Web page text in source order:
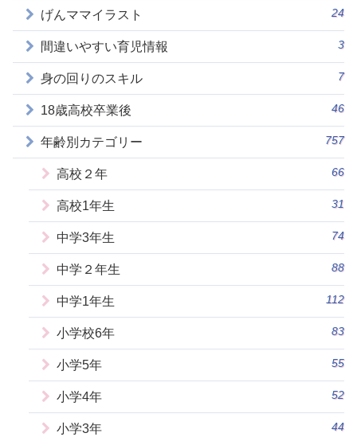
げんママイラスト 24
間違いやすい育児情報 3
身の回りのスキル 7
18歳高校卒業後 46
年齢別カテゴリー 757
高校２年 66
高校1年生 31
中学3年生 74
中学２年生 88
中学1年生 112
小学校6年 83
小学5年 55
小学4年 52
小学3年 44